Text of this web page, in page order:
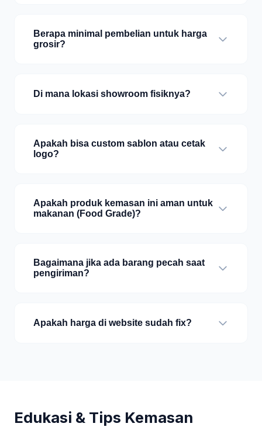
Berapa minimal pembelian untuk harga
grosir?
Di mana lokasi showroom fisiknya?
Apakah bisa custom sablon atau cetak
logo?
Apakah produk kemasan ini aman untuk
makanan (Food Grade)?
Bagaimana jika ada barang pecah saat
pengiriman?
Apakah harga di website sudah fix?
Edukasi & Tips Kemasan